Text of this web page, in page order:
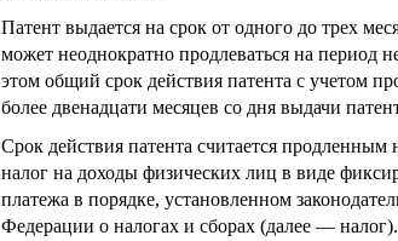
Патент выдается на срок от одного до трех
может неоднократно продлеваться на период
этом общий срок действия патента с учетом
более двенадцати месяцев со дня выдачи
Срок действия патента считается продленным
налог на доходы физических лиц в виде
платежа в порядке, установленном
Федерации о налогах и сборах (далее —